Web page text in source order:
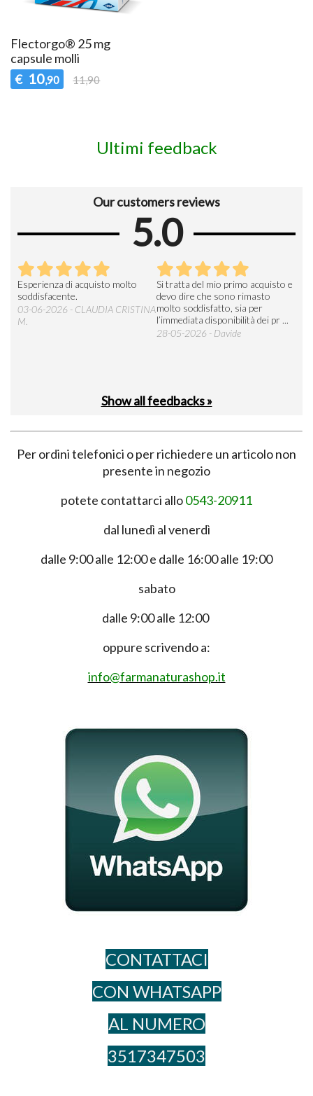
Flectorgo® 25 mg
capsule molli
€ 10,90 11,90
Ultimi feedback
Our customers reviews
5.0
Esperienza di acquisto molto
soddisfacente.
03-06-2026 - CLAUDIA CRISTINA
M.
Si tratta del mio primo acquisto e
devo dire che sono rimasto
molto soddisfatto, sia per
l’immediata disponibilità dei pr ...
28-05-2026 - Davide
Show all feedbacks »
Per ordini telefonici o per richiedere un articolo non
presente in negozio
potete contattarci allo0543-20911
dal lunedì al venerdì
dalle 9:00 alle 12:00 e dalle 16:00 alle 19:00
sabato
dalle 9:00 alle 12:00
oppure scrivendo a:
info@farmanaturashop.it
CONTATTACI
CON WHATSAPP
AL NUME​RO
3517347503